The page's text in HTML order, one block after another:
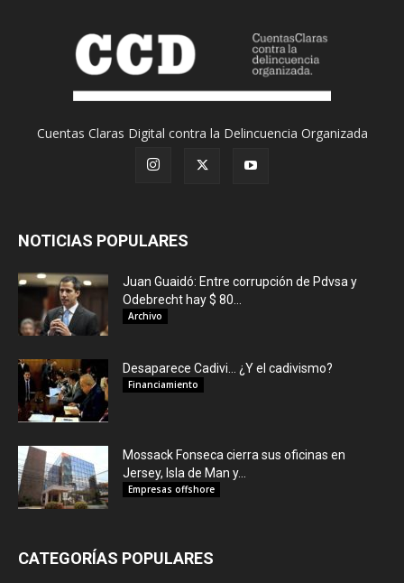
Cuentas Claras Digital contra la Delincuencia Organizada
NOTICIAS POPULARES
Juan Guaidó: Entre corrupción de Pdvsa y
Odebrecht hay $ 80...
Archivo
Desaparece Cadivi… ¿Y el cadivismo?
Financiamiento
Mossack Fonseca cierra sus oficinas en
Jersey, Isla de Man y...
Empresas offshore
CATEGORÍAS POPULARES